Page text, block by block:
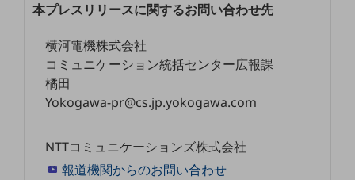
モバイル・ICTサービスをオンラインで
法人向けモバイルトップ
はじめての方へ
サービス・商品を探す
新規会員登録/ログインはこちら
100回線以上のお問い合わせ・お見積りはこちら
本プレスリリースに関するお問い合わせ先
横河電機株式会社
コミュニケーション統括センター広報課
橘田
Yokogawa-pr@cs.jp.yokogawa.com
NTTコミュニケーションズ株式会社
報道機関からのお問い合わせ